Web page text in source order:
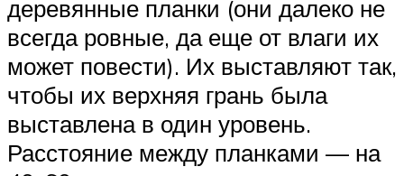
деревянные планки (они далеко не
всегда ровные, да еще от влаги их
может повести). Их выставляют так,
чтобы их верхняя грань была
выставлена в один уровень.
Расстояние между планками — на